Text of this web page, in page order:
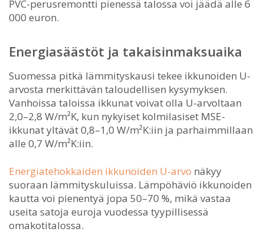
PVC-perusremontti pienessä talossa voi jäädä alle 6
000 euron.
Energiasäästöt ja takaisinmaksuaika
Suomessa pitkä lämmityskausi tekee ikkunoiden U-
arvosta merkittävän taloudellisen kysymyksen.
Vanhoissa taloissa ikkunat voivat olla U-arvoltaan
2,0–2,8 W/m²K, kun nykyiset kolmilasiset MSE-
ikkunat yltävät 0,8–1,0 W/m²K:iin ja parhaimmillaan
alle 0,7 W/m²K:iin.
Energiatehokkaiden ikkunoiden U-arvo näkyy
suoraan lämmityskuluissa. Lämpöhäviö ikkunoiden
kautta voi pienentyä jopa 50–70 %, mikä vastaa
useita satoja euroja vuodessa tyypillisessä
omakotitalossa.